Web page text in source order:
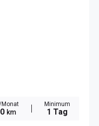
Monat
km
Minimum
1 Tag